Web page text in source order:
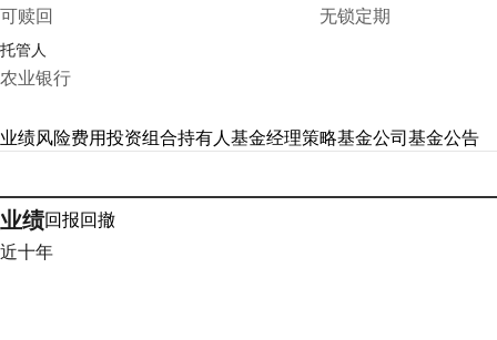
可赎回 无锁定期
托管人
农业银行
业绩风险费用投资组合持有人基金经理策略基金公司基金公告
业绩回报回撤
近十年